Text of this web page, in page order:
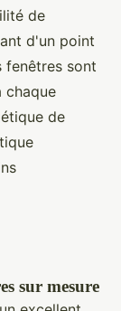
de
d'un point
fenêtres sont
chaque
de
sur mesure